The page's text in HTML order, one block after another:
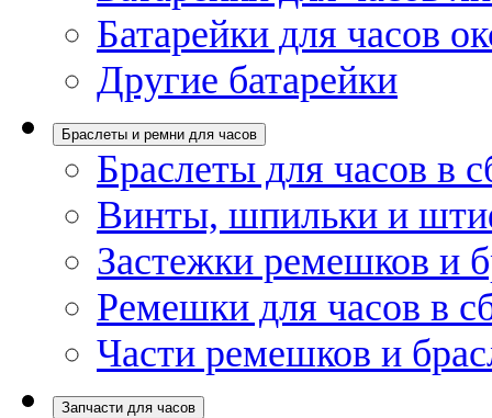
Батарейки для часов
Другие батарейки
Браслеты и ремни для часов
Браслеты для часов в
Винты, шпильки и
Застежки ремешков и
Ремешки для часов в
Части ремешков и
Запчасти для часов